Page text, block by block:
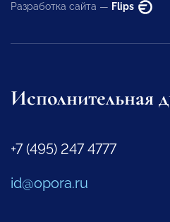
Разработка сайта — Flips
Исполнительная
+7 (495) 247 4777
id@opora.ru